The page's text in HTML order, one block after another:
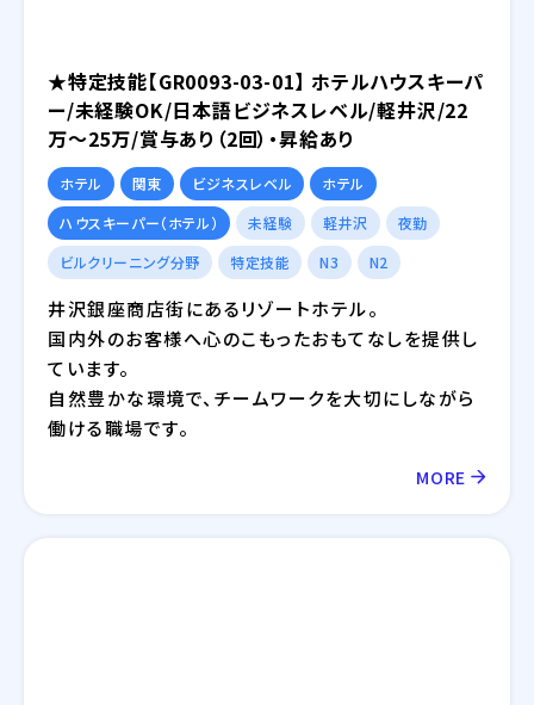
★特定技能【GR0093-03-01】 ホテルハウスキーパ
ー/未経験OK/日本語ビジネスレベル/軽井沢/22
万～25万/賞与あり（2回）・昇給あり
ホテル 関東 ビジネスレベル
ホテル
ハウスキーパー（ホテル）
未経験 軽井沢
夜勤
ビルクリーニング分野
特定技能 N3 N2
井沢銀座商店街にあるリゾートホテル。
国内外のお客様へ心のこもったおもてなしを提供し
ています。
自然豊かな環境で、チームワークを大切にしながら
働ける職場です。
MORE